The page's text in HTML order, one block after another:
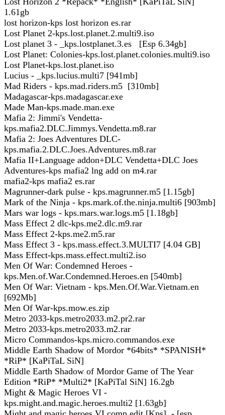
1.61gb
lost horizon-kps lost horizon es.rar
Lost Planet 2-kps.lost.planet.2.multi9.iso
Lost planet 3 - _kps.lostplanet.3.es [Esp 6.34gb]
Lost Planet: Colonies-kps.lost.planet.colonies.multi9.iso
Lost Planet-kps.lost.planet.iso
Lucius - _kps.lucius.multi7 [941mb]
Mad Riders - kps.mad.riders.m5 [310mb]
Madagascar-kps.madagascar.exe
Made Man-kps.made.man.exe
Mafia 2: Jimmi's Vendetta-
kps.mafia2.DLC.Jimmys.Vendetta.m8.rar
Mafia 2: Joes Adventures DLC-
kps.mafia.2.DLC.Joes.Adventures.m8.rar
Mafia II+Language addon+DLC Vendetta+DLC Joes
Adventures-kps mafia2 lng add on m4.rar
mafia2-kps mafia2 es.rar
Magrunner-dark pulse - kps.magrunner.m5 [1.15gb]
Mark of the Ninja - kps.mark.of.the.ninja.multi6 [903mb]
Mars war logs - kps.mars.war.logs.m5 [1.18gb]
Mass Effect 2 dlc-kps.me2.dlc.m9.rar
Mass Effect 2-kps.me2.m5.rar
Mass Effect 3 - kps.mass.effect.3.MULTI7 [4.04 GB]
Mass Effect-kps.mass.effect.multi2.iso
Men Of War: Condemned Heroes -
kps.Men.of.War.Condemned.Heroes.en [540mb]
Men Of War: Vietnam - kps.Men.Of.War.Vietnam.en
[692Mb]
Men Of War-kps.mow.es.zip
Metro 2033-kps.metro2033.m2.pr2.rar
Metro 2033-kps.metro2033.m2.rar
Micro Commandos-kps.micro.commandos.exe
Middle Earth Shadow of Mordor *64bits* *SPANISH*
*RiP* [KaPiTaL SiN]
Middle Earth Shadow of Mordor Game of The Year
Edition *RiP* *Multi2* [KaPiTal SiN] 16.2gb
Might & Magic Heroes VI -
kps.might.and.magic.heroes.multi2 [1.63gb]